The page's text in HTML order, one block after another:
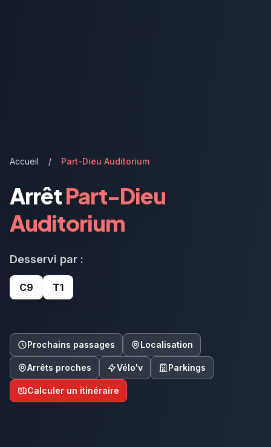
Accueil / Part-Dieu Auditorium
ArrêtPart-Dieu
Auditorium
Desservi par :
C9 T1
Prochains passages Localisation
Arrêts proches Vélo'v Parkings
Calculer un itinéraire